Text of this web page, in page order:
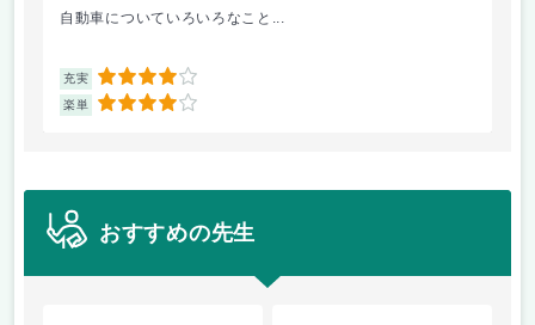
自動車についていろいろなこと...
充実 4
楽単 4
おすすめの先生